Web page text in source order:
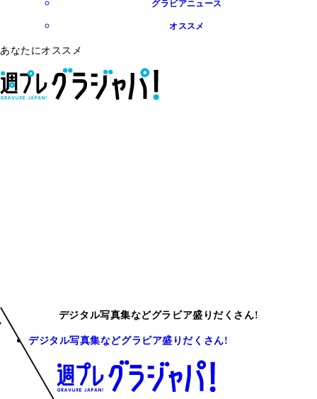
グラビアニュース
オススメ
あなたにオススメ
デジタル写真集などグラビア盛りだくさん!
デジタル写真集などグラビア盛りだくさん!